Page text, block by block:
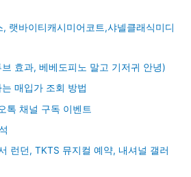
랫바이티캐시미어코트,샤넬클래식미디
효과, 베베도피노 말고 기저귀 안녕)
매입가 조회 방법
톡 채널 구독 이벤트
런던, TKTS 뮤지컬 예약, 내셔널 갤러